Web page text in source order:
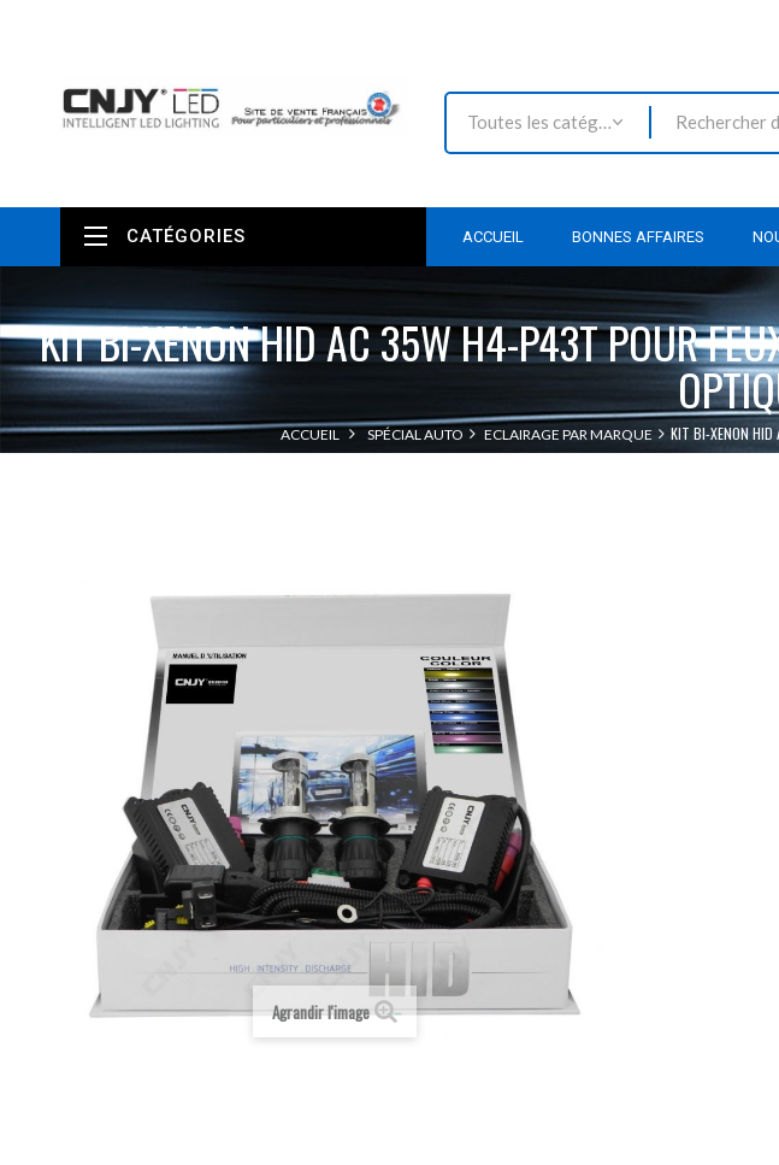
Toutes les catégories
ACCUEIL BONNES AFFAIRES
CATÉGORIES
KIT BI-XENON HID AC 35W H4-P43T POUR
ACCUEIL SPÉCIAL AUTO ECLAIRAGE PAR MARQUE KIT BI-XENON HID
Agrandir l'image